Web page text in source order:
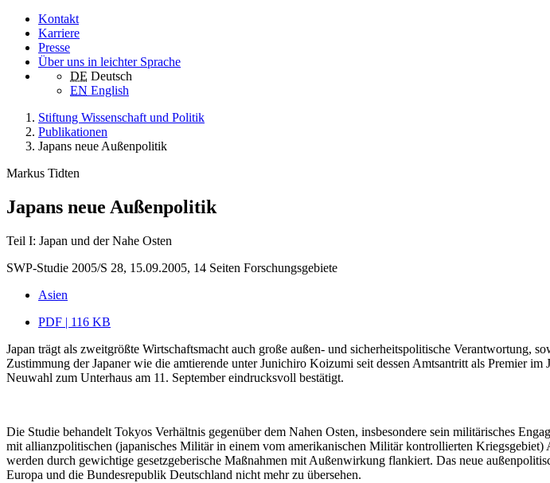
Kontakt
Karriere
Presse
Über uns in leichter Sprache
DE Deutsch
EN English
Stiftung Wissenschaft und Politik
Publikationen
Japans neue Außenpolitik
Markus Tidten
Japans neue Außenpolitik
Teil I: Japan und der Nahe Osten
SWP-Studie 2005/S 28, 15.09.2005, 14 Seiten Forschungsgebiete
Asien
PDF | 116 KB
Japan trägt als zweitgrößte Wirtschaftsmacht auch große außen- und sicherheitspolitische Verantwortung,
Zustimmung der Japaner wie die amtierende unter Junichiro Koizumi seit dessen Amtsantritt als Premier
Neuwahl zum Unterhaus am 11. September eindrucksvoll bestätigt.
Die Studie behandelt Tokyos Verhältnis gegenüber dem Nahen Osten, insbesondere sein militärisches
mit allianzpolitischen (japanisches Militär in einem vom amerikanischen Militär kontrollierten
werden durch gewichtige gesetzgeberische Maßnahmen mit Außenwirkung flankiert. Das neue
Europa und die Bundesrepublik Deutschland nicht mehr zu übersehen.